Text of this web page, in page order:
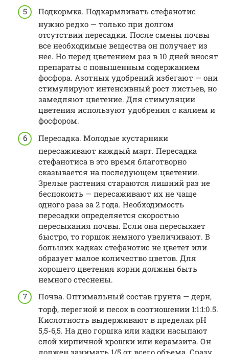
Подкормка. Подкармливать стефанотис
нужно редко — только при долгом
отсутствии пересадки. После смены почвы
все необходимые вещества он получает из
нее. Но перед цветением раз в 10 дней вносят
препараты с повышенным содержанием
фосфора. Азотных удобрений избегают — они
стимулируют интенсивный рост листьев, но
замедляют цветение. Для стимуляции
цветения используют удобрения с калием и
фосфором.
Пересадка. Молодые кустарники
пересаживают каждый март. Пересадка
стефанотиса в это время благотворно
сказывается на последующем цветении.
Зрелые растения стараются лишний раз не
беспокоить — пересаживают их не чаще
одного раза за 2 года. Необходимость
пересадки определяется скоростью
пересыхания почвы. Если она пересыхает
быстро, то горшок немного увеличивают. В
больших кадках стефанотис не цветет или
образует малое количество цветов. Для
хорошего цветения корни должны быть
немного стеснены.
Почва. Оптимальный состав грунта — дерн,
торф, перегной и песок в соотношении 1:1:1:0.5.
Кислотность выдерживают в пределах рН
5,5-6,5. На дно горшка или кадки насыпают
слой кирпичной крошки или керамзита. Он